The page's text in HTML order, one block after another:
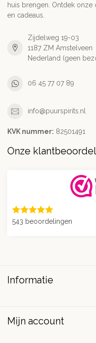
huis brengen. Ontdek
en cadeaus.
Zijdelweg 19-03
1187 ZM Amstelveen
Nederland (geen
06 45 77 07 89
info@puurspirits.nl
KVK nummer: 82501491
Onze
543 beoordelingen
Informatie
Mijn account